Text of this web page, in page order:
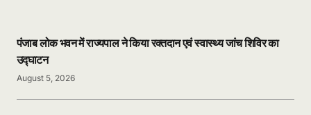
पंजाब लोक भवन में राज्यपाल ने किया रक्तदान एवं स्वास्थ्य जांच शिविर का
उद्घाटन
August 5, 2026